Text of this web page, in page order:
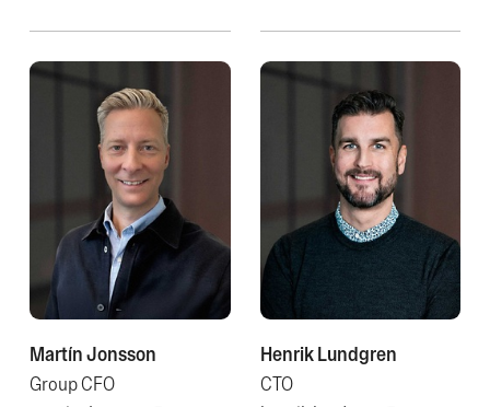
Martín Jonsson
Group CFO
Henrik Lundgren
CTO